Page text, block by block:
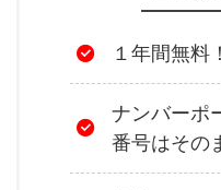
１年間無料！
ナンバーポ
番号はその